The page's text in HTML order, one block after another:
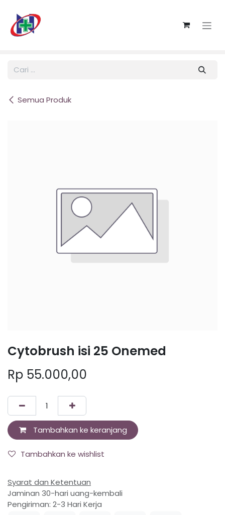
Semua Produk
Cytobrush isi 25 Onemed
Rp 55.000,00
Tambahkan ke keranjang
Tambahkan ke wishlist
Syarat dan Ketentuan
Jaminan 30-hari uang-kembali
Pengiriman: 2-3 Hari Kerja